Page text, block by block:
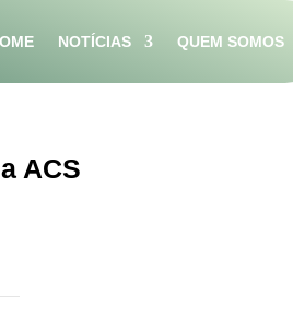
NOTÍCIAS QUEM SOMOS
ACS